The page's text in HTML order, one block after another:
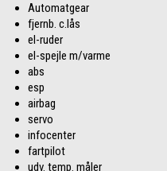
Automatgear
fjernb. c.lås
el-ruder
el-spejle m/varme
abs
esp
airbag
servo
infocenter
fartpilot
udv. temp. måler